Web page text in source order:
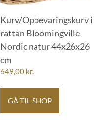
Kurv/Opbevaringskurv i
rattan Bloomingville
Nordic natur 44x26x26
cm
649,00 kr.
GÅ TIL SHOP